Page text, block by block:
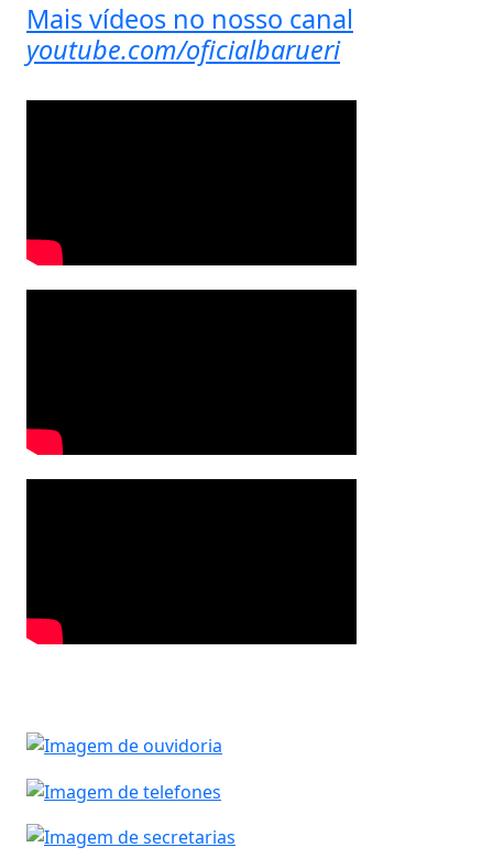
Mais vídeos no nosso canal
youtube.com/oficialbarueri